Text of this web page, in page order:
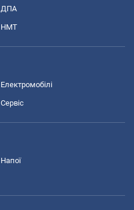
ДПА
НМТ
Електромобілі
Сервіс
Напої